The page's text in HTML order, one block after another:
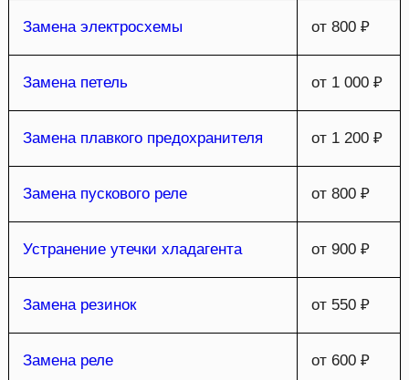
Замена электросхемы от 800 ₽
Замена петель от 1 000 ₽
Замена плавкого предохранителя от 1 200 ₽
Замена пускового реле от 800 ₽
Устранение утечки хладагента от 900 ₽
Замена резинок от 550 ₽
Замена реле от 600 ₽